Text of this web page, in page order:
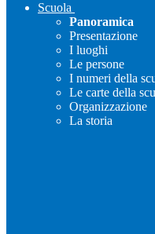
Scuola
Panoramica
Presentazione
I luoghi
Le persone
I numeri della
Le carte della
Organizzazione
La storia